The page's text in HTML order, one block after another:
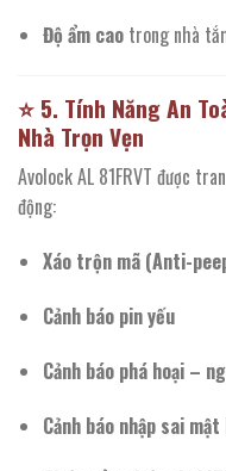
Độ ẩm caotrong nhà
⭐ 5. Tính Năng An
Nhà Trọn Vẹn
Avolock AL 81FRVT được
động:
Xáo trộn mã (Anti-
Cảnh báo pin yếu
Cảnh báo phá hoại –
Cảnh báo nhập sai